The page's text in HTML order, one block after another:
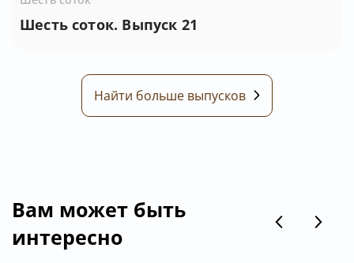
Шесть соток. Выпуск 21
Найти больше выпусков
Вам может быть
интересно